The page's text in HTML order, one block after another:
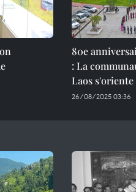
80e
: La
Laos
26/08/2025 03:36